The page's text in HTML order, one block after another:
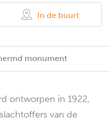
In de buurt
monument
ontworpen in 1922,
van de